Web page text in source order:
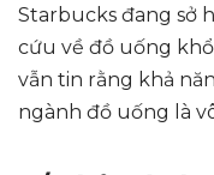
Starbucks đang sở
cứu về đồ uống
vẫn tin rằng khả
ngành đồ uống là